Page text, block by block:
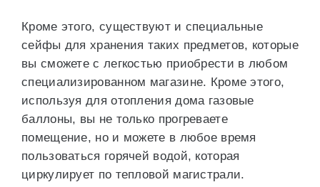
Кроме этого, существуют и специальные
сейфы для хранения таких предметов, которые
вы сможете с легкостью приобрести в любом
специализированном магазине. Кроме этого,
используя для отопления дома газовые
баллоны, вы не только прогреваете
помещение, но и можете в любое время
пользоваться горячей водой, которая
циркулирует по тепловой магистрали.